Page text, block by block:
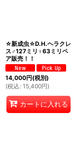
☆新成虫☆D.H.ヘラクレ
ス♂127ミリ♀63ミリペ
ア販売！！
14,000円(税別)
(税込 : 15,400円)
カートに入れる